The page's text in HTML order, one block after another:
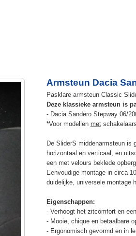
Armsteun Dacia
Pasklare armsteun Classic
Deze klassieke armsteun is
- Dacia Sandero Stepway 06/
*Voor modellen met
De SliderS middenarmsteun is
horizontaal en verticaal, en
een met velours beklede
Eenvoudige montage in circa
duidelijke, universele montage
Eigenschappen:
- Verhoogt het zitcomfort en
- Mooie, chique en betaalbare
- Ergonomisch gevormd en in